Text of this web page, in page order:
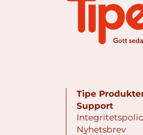
Tipe
Support
Nyhetsbrev